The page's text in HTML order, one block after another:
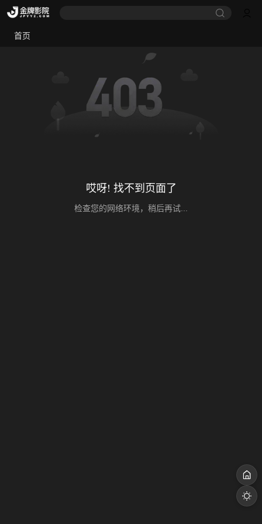
首页
哎呀! 找不到页面了
检查您的网络环境，稍后再试...